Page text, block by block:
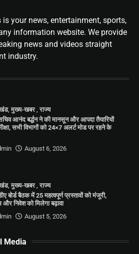
your news, entertainment, sports,
information website. We provide
news and videos straight
industry.
,मुख्य-खबर,राज्य
आनंद बर्द्धन ने की मानसून और आपदा तैयारियों
सभी विभागों को 24×7 अलर्ट मोड पर रहने के
August 6, 2026
,मुख्य-खबर ,राज्य
बोर्ड बैठक में 25 महत्वपूर्ण प्रस्तावों को मंजूरी,
और निवेश को मिलेगा बढ़ावा
August 5, 2026
Media